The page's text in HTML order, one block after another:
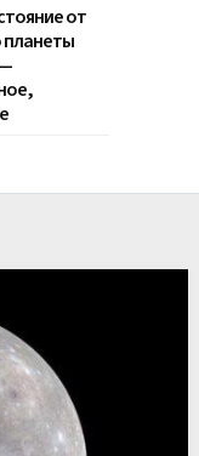
от
планеты